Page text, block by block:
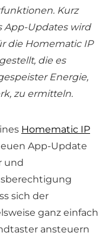
Kurz
App-Updates wird
die Homematic IP
die es
Energie,
zu ermitteln.
Homematic IP
App-Update
und
sich der
ganz einfach
ansteuern